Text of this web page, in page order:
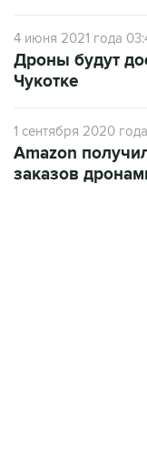
4 июня 2021 года
Дроны будут
Чукотке
1 сентября 2020
Amazon
заказов